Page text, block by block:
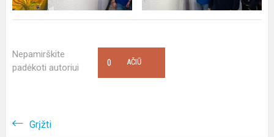
Nepamirškite
padėkoti autoriui
AČIŪ
0
Grįžti